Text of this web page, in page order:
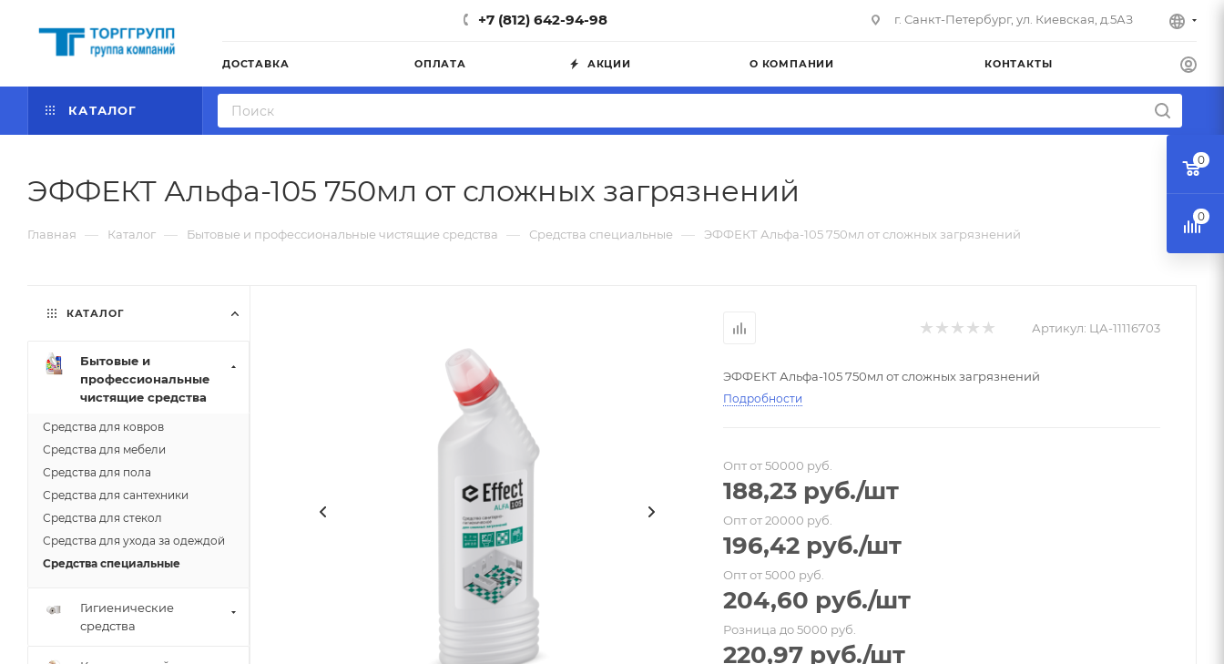
+7 (812) 642-94-98 г. Санкт-Петербург, ул. Киевская, д.5АЗ
ДОСТАВКА ОПЛАТА АКЦИИ О КОМПАНИИ КОНТАКТЫ
КАТАЛОГ
ЭФФЕКТ Альфа-105 750мл от сложных загрязнений
Главная — Каталог — Бытовые и профессиональные чистящие средства — Средства специальные — ЭФФЕКТ Альфа-105 750мл от сложных загрязнений
Артикул: ЦА-11116703
ЭФФЕКТ Альфа-105 750мл от сложных загрязнений
Подробности
Опт от 50000 руб.
188,23 руб./шт
Опт от 20000 руб.
196,42 руб./шт
Опт от 5000 руб.
204,60 руб./шт
Розница до 5000 руб.
220,97 руб./шт
КАТАЛОГ
Бытовые и
профессиональные
чистящие средства
Средства для ковров
Средства для мебели
Средства для пола
Средства для сантехники
Средства для стекол
Средства для ухода за одеждой
Средства специальные
Гигиенические
средства
0
0